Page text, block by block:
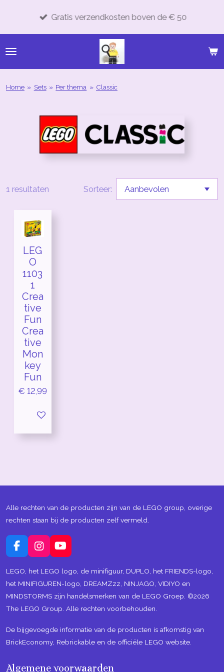
de
hoofdinhoud
Gratis verzendkosten boven de € 50
Home » Sets » Per thema » Classic
1 resultaten Sorteer:
LEG
O
1103
1
Crea
tive
Fun
Crea
tive
Mon
key
Fun
€ 12,99
In winkelwagen
Alle rechten van de producten zijn van de LEGO group, overige
rechten staan bij de producten zelf vermeld.
F
a
c
e
o
o
I
n
s
t
g
r
m
Y
o
u
T
b
e
LEGO, het LEGO logo, de minifiguur, DUPLO, het FRIENDS-logo,
het MINIFIGUREN-logo, DREAMZzz, NINJAGO, VIDIYO en
MINDSTORMS zijn handelsmerken van de LEGO Groep. ©2026
The LEGO Group. Alle rechten voorbehouden.
De bijgevoegde informatie van de producten is afkomstig van
BrickEconomy, Rebrickable en de officiële LEGO website.
Algemene voorwaarden